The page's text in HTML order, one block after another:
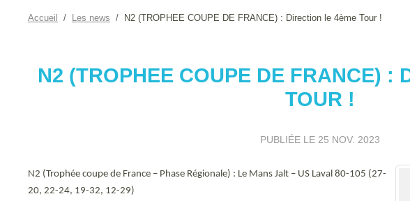
Accueil Les news N2 (TROPHEE COUPE DE FRANCE) : Direction le 4ème Tour !
N2 (TROPHEE COUPE DE FRANCE) :
TOUR !
PUBLIÉE LE 25 NOV. 2023
N2 (Trophée coupe de France – Phase Régionale) : Le Mans Jalt – US Laval 80-105 (27-
20, 22-24, 19-32, 12-29)